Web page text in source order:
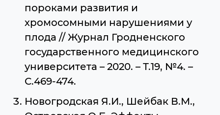
пороками развития и
хромосомными нарушениями у
плода // Журнал Гродненского
государственного медицинского
университета – 2020. – Т.19, №4. –
С.469-474.
Новогродская Я.И., Шейбак В.М.,